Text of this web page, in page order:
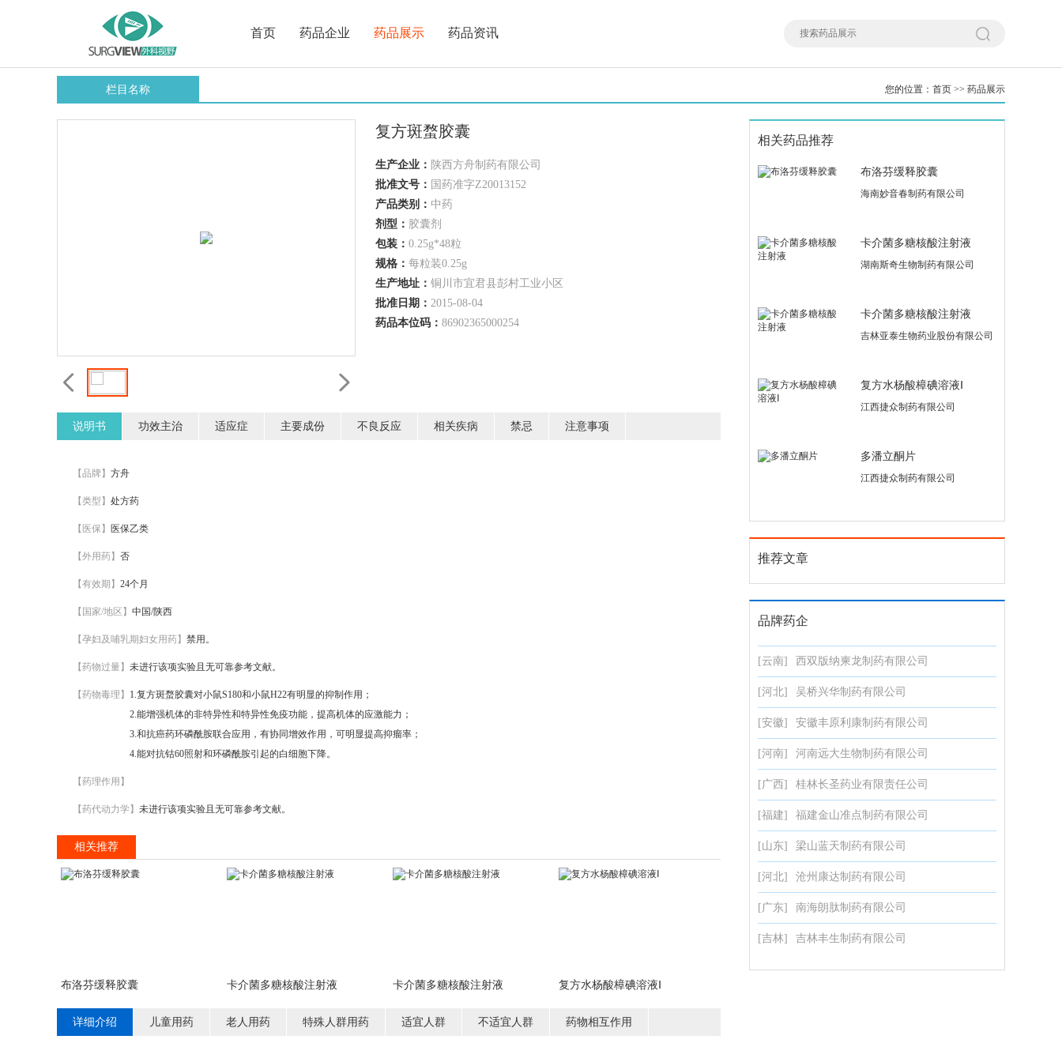
首页 药品企业 药品展示 药品资讯
栏目名称 您的位置： 首页 >> 药品展示
复方斑蝥胶囊
生产企业： 陕西方舟制药有限公司
批准文号： 国药准字Z20013152
产品类别： 中药
剂型： 胶囊剂
包装：0.25g*48粒
规格：每粒装0.25g
生产地址：铜川市宜君县彭村工业小区
批准日期：2015-08-04
药品本位码：86902365000254
说明书 功效主治 适应症 主要成份 不良反应 相关疾病 禁忌 注意事项
【品牌】 方舟
【类型】 处方药
【医保】 医保乙类
【外用药】 否
【有效期】 24个月
【国家/地区】 中国/陕西
【孕妇及哺乳期妇女用药】 禁用。
【药物过量】 未进行该项实验且无可靠参考文献。
【药物毒理】 1.复方斑蝥胶囊对小鼠S180和小鼠H22有明显的抑制作用；
2.能增强机体的非特异性和特异性免疫功能，提高机体的应激能力；
3.和抗癌药环磷酰胺联合应用，有协同增效作用，可明显提高抑瘤率；
4.能对抗钴60照射和环磷酰胺引起的白细胞下降。
【药理作用】
【药代动力学】 未进行该项实验且无可靠参考文献。
相关推荐
布洛芬缓释胶囊 卡介菌多糖核酸注射液 卡介菌多糖核酸注射液 复方水杨酸樟碘溶液Ⅰ
详细介绍 儿童用药 老人用药 特殊人群用药 适宜人群 不适宜人群 药物相互作用
相关药品推荐
布洛芬缓释胶囊
海南妙音春制药有限公司
卡介菌多糖核酸注射液
湖南斯奇生物制药有限公司
卡介菌多糖核酸注射液
吉林亚泰生物药业股份有限公司
复方水杨酸樟碘溶液Ⅰ
江西捷众制药有限公司
多潘立酮片
江西捷众制药有限公司
推荐文章
品牌药企
[云南] 西双版纳柬龙制药有限公司
[河北] 吴桥兴华制药有限公司
[安徽] 安徽丰原利康制药有限公司
[河南] 河南远大生物制药有限公司
[广西] 桂林长圣药业有限责任公司
[福建] 福建金山准点制药有限公司
[山东] 梁山蓝天制药有限公司
[河北] 沧州康达制药有限公司
[广东] 南海朗肽制药有限公司
[吉林] 吉林丰生制药有限公司